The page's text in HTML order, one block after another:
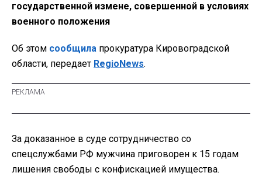
государственной измене, совершенной в условиях
военного положения
Об этом сообщила прокуратура Кировоградской
области, передает RegioNews.
За доказанное в суде сотрудничество со
спецслужбами РФ мужчина приговорен к 15 годам
лишения свободы с конфискацией имущества.